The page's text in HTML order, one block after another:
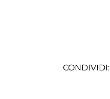
CONDIVIDI: